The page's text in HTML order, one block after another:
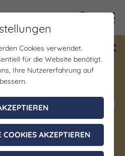
Date mit Saale-
vom 1.7. - 18.12.
Jetzt mitmachen
| Kirche/Dome/Kloster
Cookies verwendet.
für die Website benötigt.
Ihre Nutzererfahrung auf
COOKIES AKZEPTIEREN